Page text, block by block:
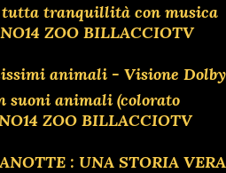
tranquillità con musica
ZOO BILLACCIOTV
animali - Visione Dolby
suoni animali (colorato
ZOO BILLACCIOTV
: UNA STORIA VERA